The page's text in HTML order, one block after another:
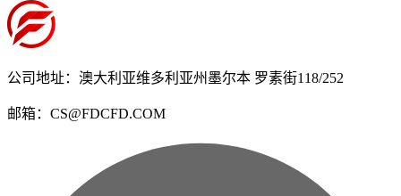
公司地址：澳大利亚维多利亚州墨尔本 罗素街118/252
邮箱：CS@FDCFD.COM